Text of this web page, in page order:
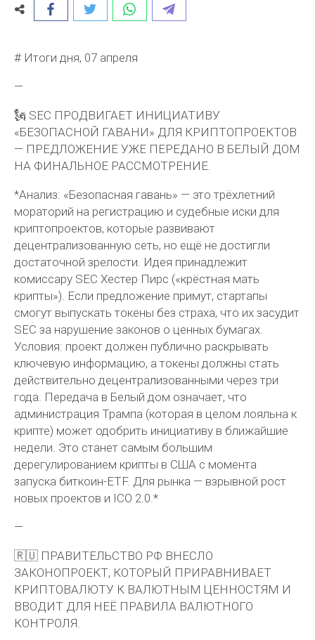
# Итоги дня, 07 апреля
—
🗽 SEC ПРОДВИГАЕТ ИНИЦИАТИВУ
«БЕЗОПАСНОЙ ГАВАНИ» ДЛЯ КРИПТОПРОЕКТОВ
— ПРЕДЛОЖЕНИЕ УЖЕ ПЕРЕДАНО В БЕЛЫЙ ДОМ
НА ФИНАЛЬНОЕ РАССМОТРЕНИЕ.
*Анализ: «Безопасная гавань» — это трёхлетний
мораторий на регистрацию и судебные иски для
криптопроектов, которые развивают
децентрализованную сеть, но ещё не достигли
достаточной зрелости. Идея принадлежит
комиссару SEC Хестер Пирс («крёстная мать
крипты»). Если предложение примут, стартапы
смогут выпускать токены без страха, что их засудит
SEC за нарушение законов о ценных бумагах.
Условия: проект должен публично раскрывать
ключевую информацию, а токены должны стать
действительно децентрализованными через три
года. Передача в Белый дом означает, что
администрация Трампа (которая в целом лояльна к
крипте) может одобрить инициативу в ближайшие
недели. Это станет самым большим
дерегулированием крипты в США с момента
запуска биткоин-ETF. Для рынка — взрывной рост
новых проектов и ICO 2.0.*
—
🇷🇺 ПРАВИТЕЛЬСТВО РФ ВНЕСЛО
ЗАКОНОПРОЕКТ, КОТОРЫЙ ПРИРАВНИВАЕТ
КРИПТОВАЛЮТУ К ВАЛЮТНЫМ ЦЕННОСТЯМ И
ВВОДИТ ДЛЯ НЕЁ ПРАВИЛА ВАЛЮТНОГО
КОНТРОЛЯ.